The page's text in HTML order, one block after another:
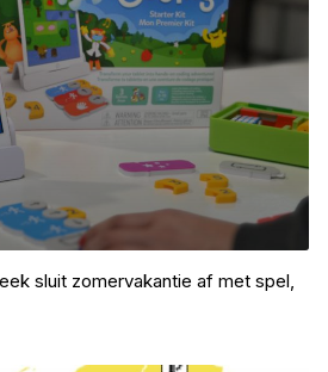
sluit zomervakantie af met spel,